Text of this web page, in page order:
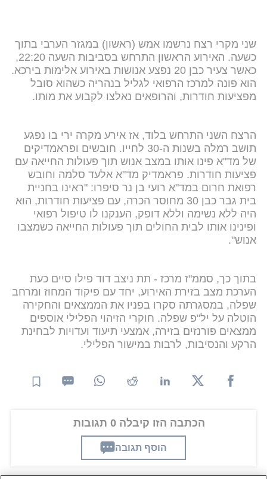
שני מקרי רצח נרשמו אמש (ראשון) במגזר הערבי בתוך
כשעה. האירוע הראשון התרחש בסביבות השעה 22:20,
כאשר צעיר כבן 20 נפצע אנושות באירוע אלימות בירכא.
הוא פונה למרכז הרפואי לגליל בנהריה כשהוא סובל
מפציעות חודרות, והרופאים נאלצו לקבוע את מותו.
הרצח השני התרחש בלוד, אז אירע מקרה ירי בו נפגע
תושב רמלה בשנות ה-30 לחייו. חובשים ופראמדיקים
של מד"א פינו אותו במצב אנוש תוך פעולות החייאה עם
פציעות חודרות. פראמדיק מד"א אלעד סלמה וחובש
רפואת חרום במד"א רועי בן נר סיפרו: "ראינו בחניית
בית גבר כבן 30 מחוסר הכרה, עם פציעות חודרות, הוא
היה ללא נשימה וללא דופק, הענקנו לו טיפול רפואי
ופינינו אותו לבית החולים תוך פעולות החייאה כשמצבו
אנוש".
בתוך כך, סממ"ז מרכז - תת ניצב דוד פילו סיים כעת
הערכת מצב בזירת האירוע, יחד עם פיקוד המחוז ומרחב
שפלה, במסגרתה סקרו בפניו את הממצאים והחקירה
הוטלה על יל"פ שפלה. חוקרי הזיהוי הפלילי אוספים
ממצאים פורנזים בזירה, אמצעי תיעוד ועדויות לבחינת
הרקע והנסיבות, לרבות במישור הפלילי.
הכתבה הזו קיבלה 0 תגובות
הוסף תגובה